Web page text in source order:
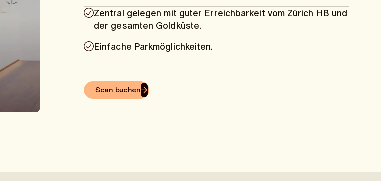
Zentral gelegen mit guter Erreichbarkeit vom Zürich HB und
der gesamten Goldküste.
Einfache Parkmöglichkeiten.
Scan buchen